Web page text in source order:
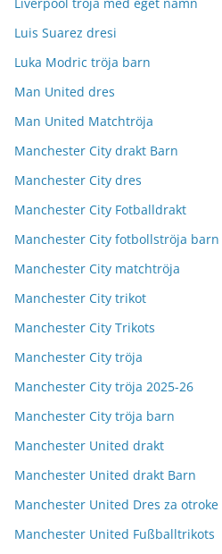
Luis Suarez dresi
Luka Modric tröja barn
Man United dres
Man United Matchtröja
Manchester City drakt Barn
Manchester City dres
Manchester City Fotballdrakt
Manchester City fotbollströja barn
Manchester City matchtröja
Manchester City trikot
Manchester City Trikots
Manchester City tröja
Manchester City tröja 2025-26
Manchester City tröja barn
Manchester United drakt
Manchester United drakt Barn
Manchester United Dres za otroke
Manchester United Fußballtrikots